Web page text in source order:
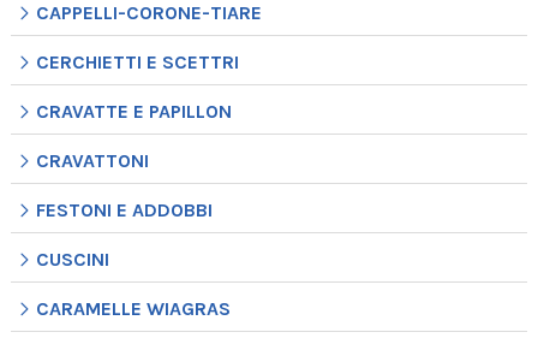
CAPPELLI-CORONE-TIARE
CERCHIETTI E SCETTRI
CRAVATTE E PAPILLON
CRAVATTONI
FESTONI E ADDOBBI
CUSCINI
CARAMELLE WIAGRAS